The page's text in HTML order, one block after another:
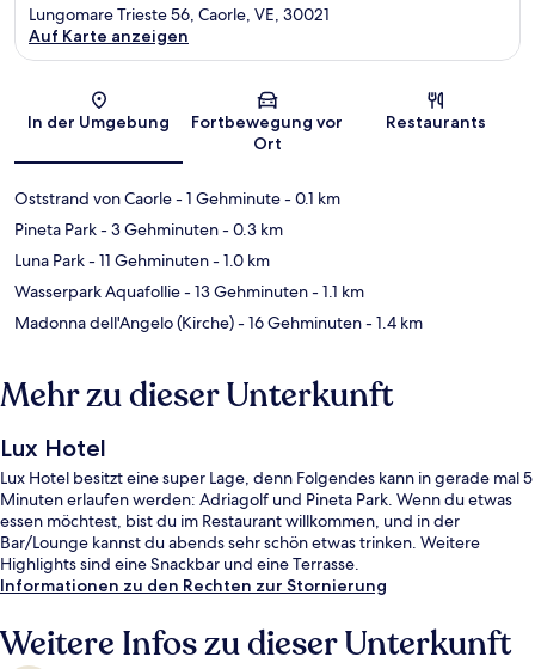
Karte
Lungomare Trieste 56, Caorle, VE, 30021
Auf Karte anzeigen
In der Umgebung
Fortbewegung vor
Ort
Restaurants
Oststrand von Caorle- 1 Gehminute- 0.1 km
Pineta Park- 3 Gehminuten- 0.3 km
Luna Park- 11 Gehminuten- 1.0 km
Wasserpark Aquafollie- 13 Gehminuten- 1.1 km
Madonna dell'Angelo (Kirche)- 16 Gehminuten- 1.4 km
Mehr zu dieser Unterkunft
Lux Hotel
Lux Hotel besitzt eine super Lage, denn Folgendes kann in gerade mal 5
Minuten erlaufen werden: Adriagolf und Pineta Park. Wenn du etwas
essen möchtest, bist du im Restaurant willkommen, und in der
Bar/Lounge kannst du abends sehr schön etwas trinken. Weitere
Highlights sind eine Snackbar und eine Terrasse.
Informationen zu den Rechten zur Stornierung
Weitere Infos zu dieser Unterkunft